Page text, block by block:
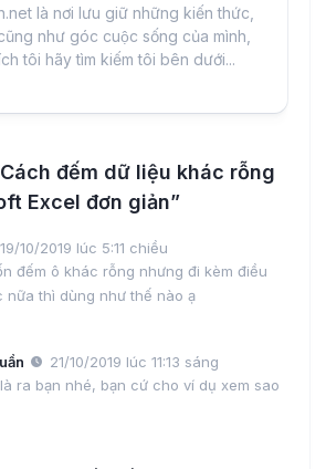
là nơi lưu giữ những kiến thức,
như góc cuộc sống của mình,
tôi hãy tìm kiếm tôi bên dưới...
đếm dữ liệu khác rỗng
Excel đơn giản”
19/10/2019 lúc 5:11 chiều
đếm ô khác rỗng nhưng đi kèm điều
nữa thì dùng như thế nào ạ
21/10/2019 lúc 11:13 sáng
ra bạn nhé, bạn cứ cho ví dụ xem sao